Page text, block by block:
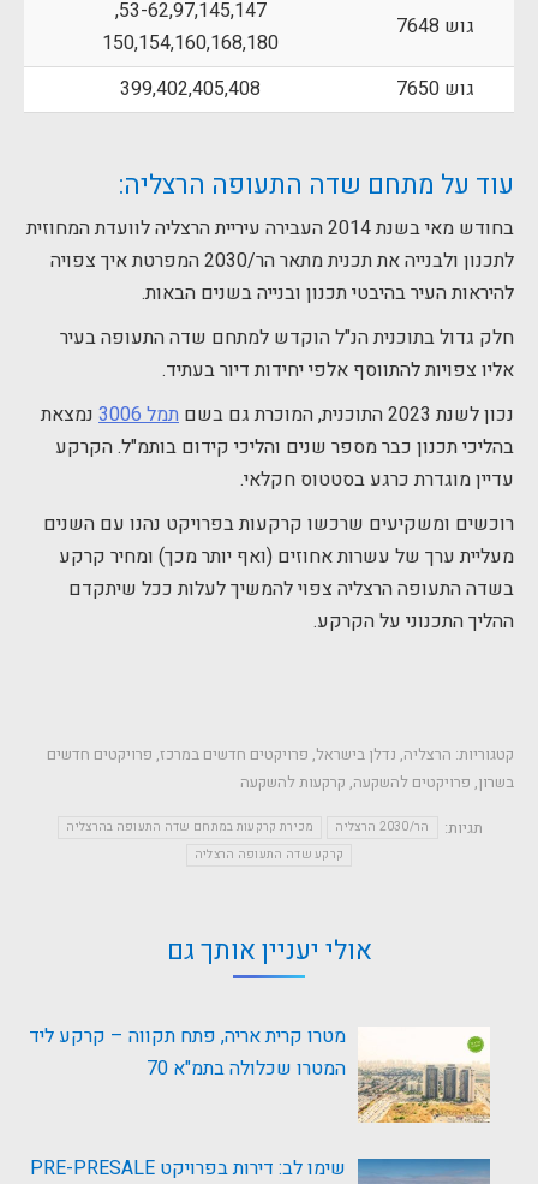
גוש 7648
53-62,97,145,147,
150,154,160,168,180
גוש 7650
399,402,405,408
עוד על מתחם שדה התעופה הרצליה:
בחודש מאי בשנת 2014 העבירה עיריית הרצליה לוועדת המחוזית
לתכנון ולבנייה את תכנית מתאר הר/2030 המפרטת איך צפויה
להיראות העיר בהיבטי תכנון ובנייה בשנים הבאות.
חלק גדול בתוכנית הנ"ל הוקדש למתחם שדה התעופה בעיר
אליו צפויות להתווסף אלפי יחידות דיור בעתיד.
נכון לשנת 2023 התוכנית, המוכרת גם בשם
תמל 3006
נמצאת
בהליכי תכנון כבר מספר שנים והליכי קידום בותמ"ל. הקרקע
עדיין מוגדרת כרגע בסטטוס חקלאי.
רוכשים ומשקיעים שרכשו קרקעות בפרויקט נהנו עם השנים
מעליית ערך של עשרות אחוזים (ואף יותר מכך) ומחיר קרקע
בשדה התעופה הרצליה צפוי להמשיך לעלות ככל שיתקדם
ההליך התכנוני על הקרקע.
קטגוריות: הרצליה, נדלן בישראל, פרויקטים חדשים במרכז, פרויקטים חדשים
בשרון, פרויקטים להשקעה, קרקעות להשקעה
תגיות:
הר/2030 הרצליה
מכירת קרקעות במתחם שדה התעופה בהרצליה
קרקע שדה התעופה הרצליה
אולי יעניין אותך גם
מטרו קרית אריה, פתח תקווה – קרקע ליד
המטרו שכלולה בתמ"א 70
שימו לב: דירות בפרויקט PRE-PRESALE